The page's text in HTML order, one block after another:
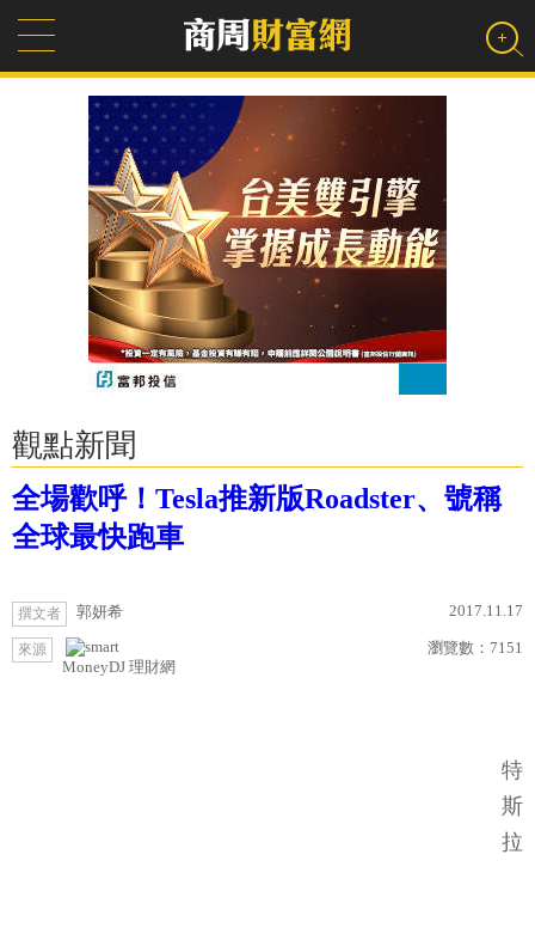
觀點新聞
全場歡呼！Tesla推新版Roadster、號稱
全球最快跑車
撰文者 郭妍希 2017.11.17
來源
MoneyDJ 理財網
瀏覽數： 7151
特
斯
拉